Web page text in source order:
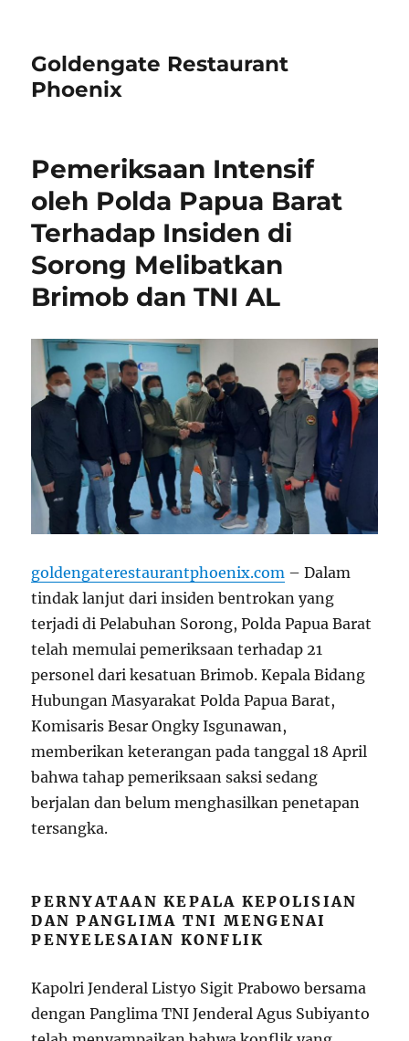
Goldengate Restaurant
Phoenix
Pemeriksaan Intensif
oleh Polda Papua Barat
Terhadap Insiden di
Sorong Melibatkan
Brimob dan TNI AL
goldengaterestaurantphoenix.com – Dalam
tindak lanjut dari insiden bentrokan yang
terjadi di Pelabuhan Sorong, Polda Papua Barat
telah memulai pemeriksaan terhadap 21
personel dari kesatuan Brimob. Kepala Bidang
Hubungan Masyarakat Polda Papua Barat,
Komisaris Besar Ongky Isgunawan,
memberikan keterangan pada tanggal 18 April
bahwa tahap pemeriksaan saksi sedang
berjalan dan belum menghasilkan penetapan
tersangka.
PERNYATAAN KEPALA KEPOLISIAN
DAN PANGLIMA TNI MENGENAI
PENYELESAIAN KONFLIK
Kapolri Jenderal Listyo Sigit Prabowo bersama
dengan Panglima TNI Jenderal Agus Subiyanto